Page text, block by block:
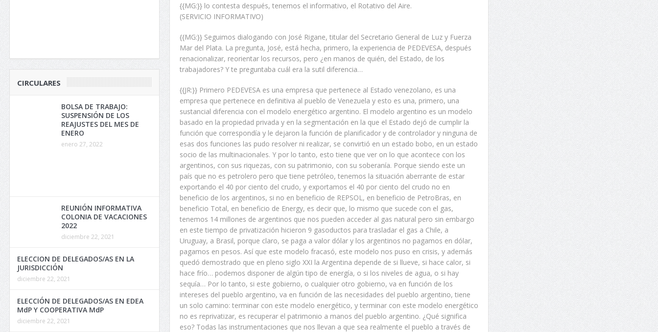
{{MG:}} lo contesta después, tenemos el informativo, el Rotativo del Aire.
(SERVICIO INFORMATIVO)
{{MG:}} Seguimos dialogando con José Rigane, titular del Secretario General de Luz y Fuerza
Mar del Plata. La pregunta, José, está hecha, primero, la experiencia de PEDEVESA, después
renacionalizar, reorientar los recursos, pero ¿en manos de quién, del Estado, de los
trabajadores? Y te preguntaba cuál era la sutil diferencia…
{{JR:}} Primero PEDEVESA es una empresa que pertenece al Estado venezolano, es una
empresa que pertenece en definitiva al pueblo de Venezuela y esto es una, primero, una
sustancial diferencia con el modelo energético argentino. El modelo argentino es un modelo
basado en la propiedad privada y en la segmentación en la que el Estado dejó de cumplir la
función que correspondía y le dejaron la función de planificador y de controlador y ninguna de
esas dos funciones las pudo resolver ni realizar, se convirtió en un estado bobo, en un estado
socio de las multinacionales. Y por lo tanto, esto tiene que ver on lo que acontece con los
argentinos, con sus riquezas, con su patrimonio, con su soberanía. Porque siendo este un
país que no es petrolero pero que tiene petróleo, tenemos la situación aberrante de estar
exportando el 40 por ciento del crudo, y exportamos el 40 por ciento del crudo no en
beneficio de los argentinos, si no en beneficio de REPSOL, en beneficio de PetroBras, en
beneficio Total, en beneficio de Energy, es decir que, lo mismo que sucede con el gas,
tenemos 14 millones de argentinos que nos pueden acceder al gas natural pero sin embargo
en este tiempo de privatización hicieron 9 gasoductos para trasladar el gas a Chile, a
Uruguay, a Brasil, porque claro, se paga a valor dólar y los argentinos no pagamos en dólar,
pagamos en pesos. Así que este modelo fracasó, este modelo nos puso en crisis, y además
quedó demostrado que en pleno siglo XXI la Argentina depende de si llueve, si hace calor, si
hace frío… podemos disponer de algún tipo de energía, o si los niveles de agua, o si hay
sequía… Por lo tanto, si este gobierno, o cualquier otro gobierno, va en función de los
intereses del pueblo argentino, va en función de las necesidades del pueblo argentino, tiene
un solo camino: terminar con este modelo energético, y terminar con este modelo energético
no es reprivatizar, es recuperar el patrimonio a manos del pueblo argentino. ¿Qué significa
eso? Todas las instrumentaciones que nos llevan a que sea realmente el pueblo a través de
CIRCULARES
BOLSA DE TRABAJO:
SUSPENSIÓN DE LOS
REAJUSTES DEL MES DE
ENERO
enero 27, 2022
REUNIÓN INFORMATIVA
COLONIA DE VACACIONES
2022
diciembre 22, 2021
ELECCION DE DELEGADOS/AS EN LA
JURISDICCIÓN
diciembre 22, 2021
ELECCIÓN DE DELEGADOS/AS EN EDEA
MdP Y COOPERATIVA MdP
diciembre 22, 2021